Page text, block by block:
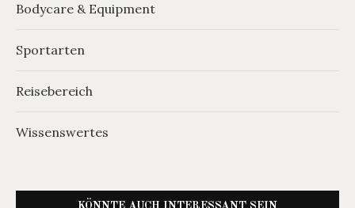
Bodycare & Equipment
Sportarten
Reisebereich
Wissenswertes